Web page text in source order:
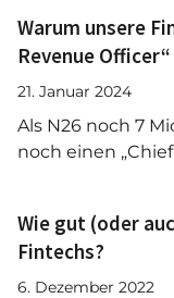
Warum unsere
Revenue
21. Januar 2024
Als N26 noch 7
noch einen
Wie gut (oder
Fintechs?
6. Dezember 2022